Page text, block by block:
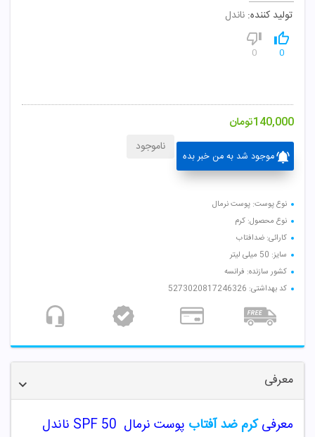
تولید کننده: ناندل
0
0
140,000تومان
موجود شد به من خبر بده
ناموجود
نوع پوست: پوست نرمال
نوع محصول: کرم
کارائی: ضدافتاب
سایز: 50 میلی لیتر
کشور سازنده: فرانسه
کد بهداشتی: 5273020817246326
معرفی
معرفیکرم ضد آفتاب پوست نرمال SPF 50 ناندل